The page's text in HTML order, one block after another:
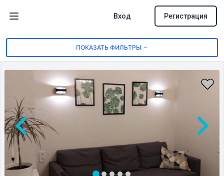
Открыть меню
Вход Регистрация
ПОКАЗАТЬ ФИЛЬТРЫ